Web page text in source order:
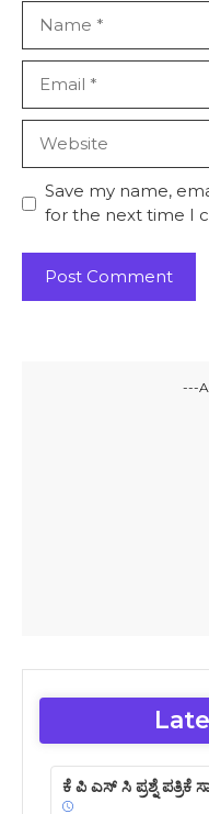
Save my name,
for the next time I
---
ಕೆ ಪಿ ಎಸ್ ಸಿ ಪ್ರಶ್ನೆ ಪತ್ರಿಕೆ